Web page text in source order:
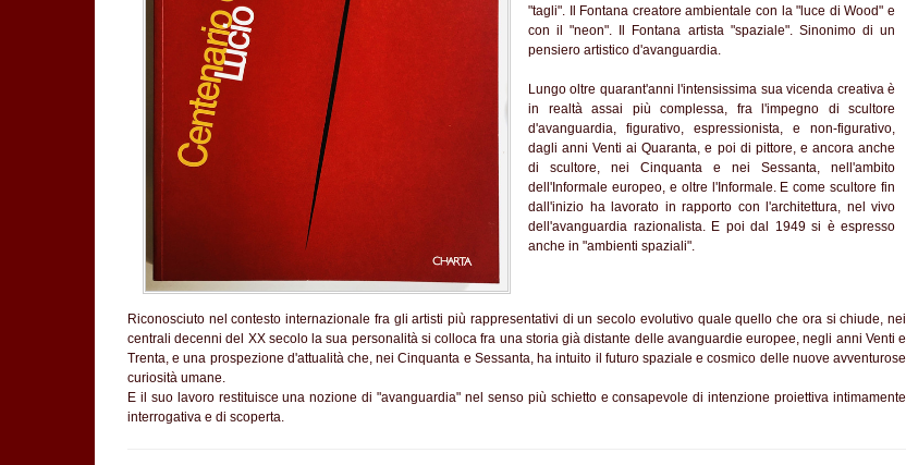
"tagli". Il Fontana creatore ambientale con la "luce di Wood" e
con il "neon". Il Fontana artista "spaziale". Sinonimo di un
pensiero artistico d'avanguardia.
Lungo oltre quarant'anni l'intensissima sua vicenda creativa è
in realtà assai più complessa, fra l'impegno di scultore
d'avanguardia, figurativo, espressionista, e non-figurativo,
dagli anni Venti ai Quaranta, e poi di pittore, e ancora anche
di scultore, nei Cinquanta e nei Sessanta, nell'ambito
dell'Informale europeo, e oltre l'Informale. E come scultore fin
dall'inizio ha lavorato in rapporto con l'architettura, nel vivo
dell'avanguardia razionalista. E poi dal 1949 si è espresso
anche in "ambienti spaziali".
Riconosciuto nel contesto internazionale fra gli artisti più rappresentativi di un secolo evolutivo quale quello che ora si chiude, nei
centrali decenni del XX secolo la sua personalità si colloca fra una storia già distante delle avanguardie europee, negli anni Venti e
Trenta, e una prospezione d'attualità che, nei Cinquanta e Sessanta, ha intuito il futuro spaziale e cosmico delle nuove avventurose
curiosità umane.
E il suo lavoro restituisce una nozione di "avanguardia" nel senso più schietto e consapevole di intenzione proiettiva intimamente
interrogativa e di scoperta.